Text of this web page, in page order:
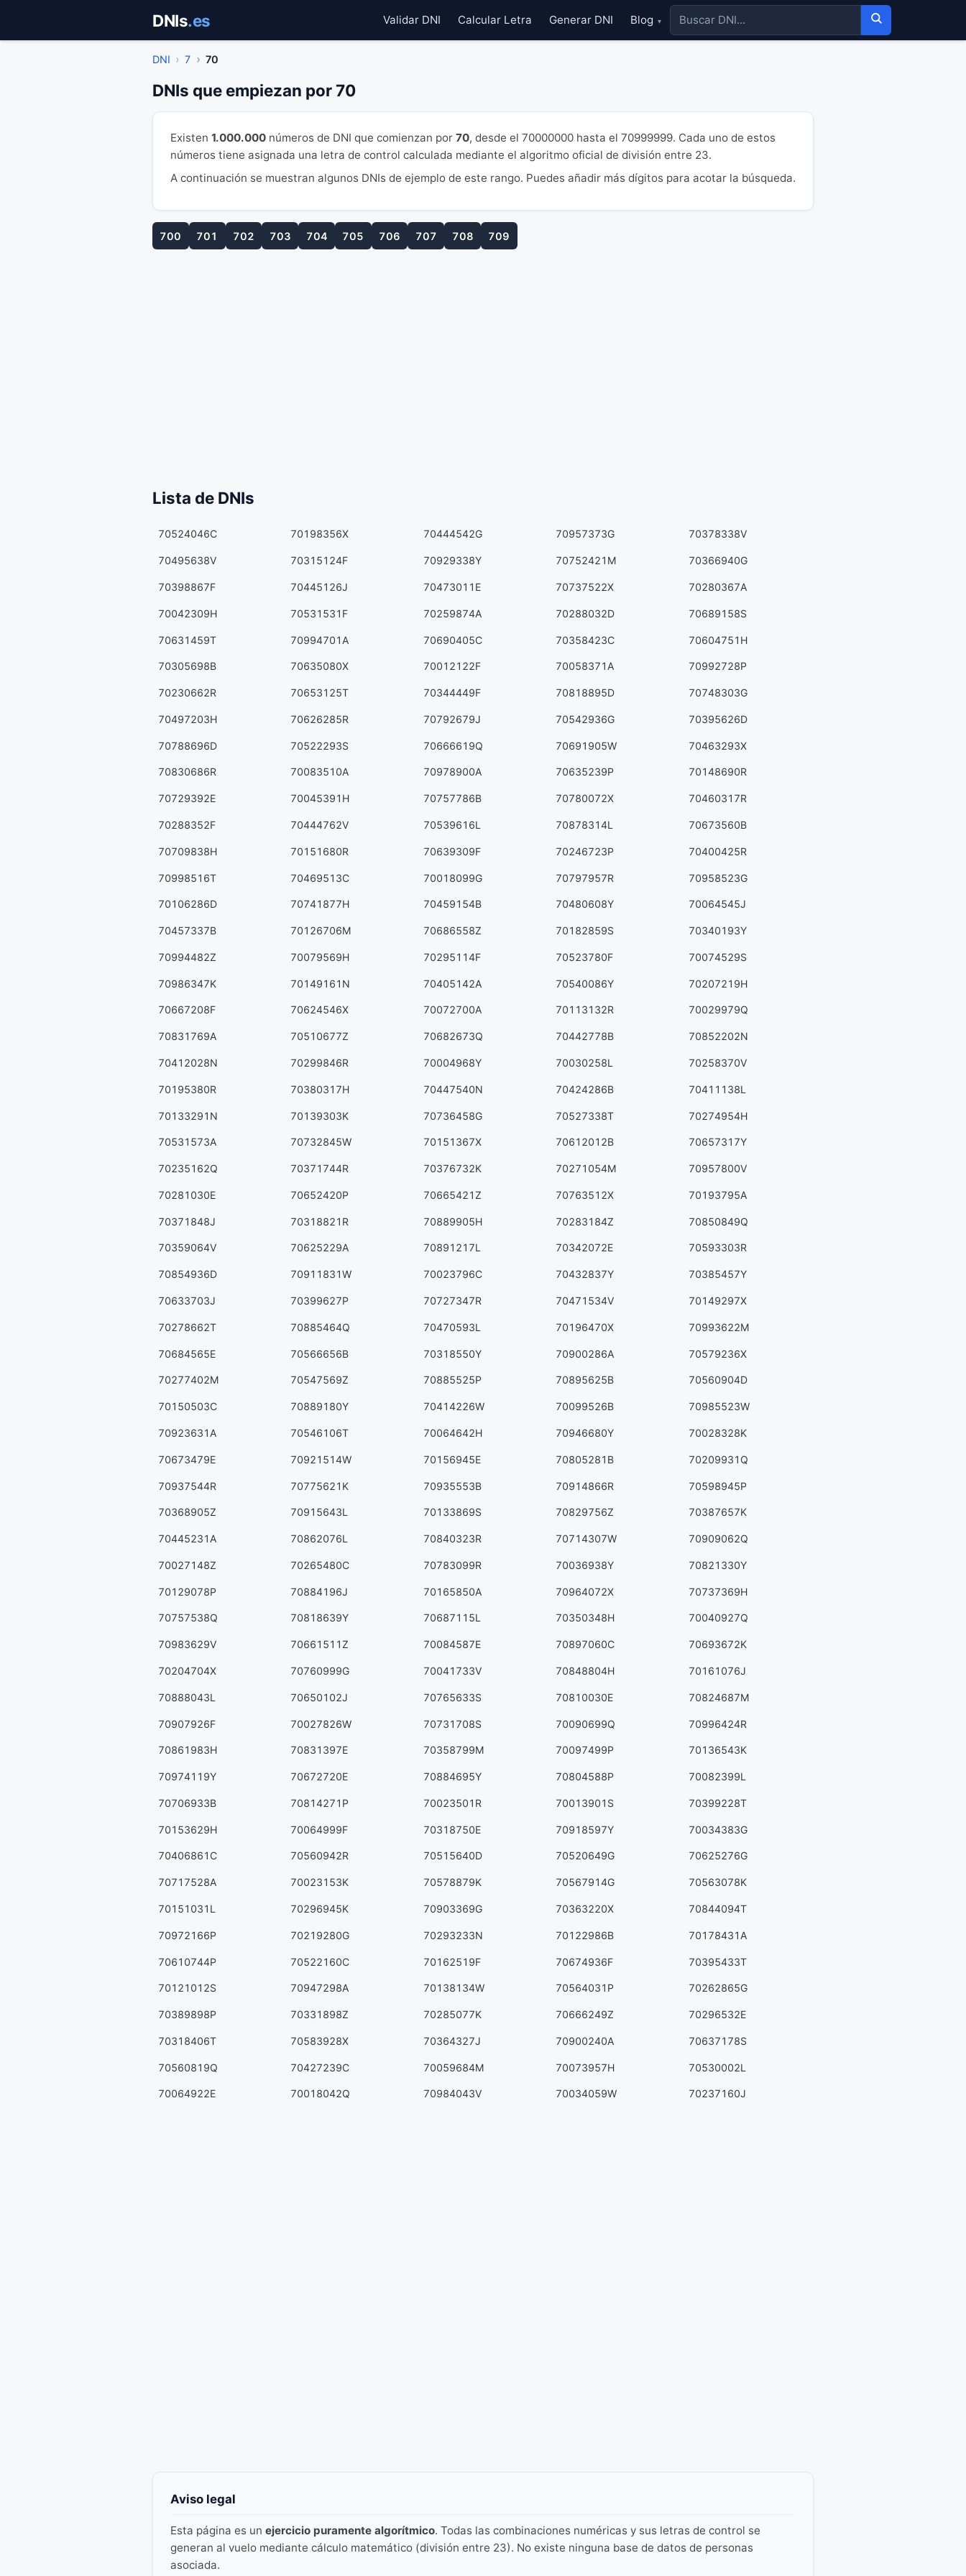
contenido
DNIs.es Validar DNI Calcular Letra Generar DNI Blog ▾
DNI 7 70
DNIs que empiezan por 70
Existen 1.000.000 números de DNI que comienzan por 70, desde el 70000000 hasta el 70999999. Cada uno de estos
números tiene asignada una letra de control calculada mediante el algoritmo oficial de división entre 23.
A continuación se muestran algunos DNIs de ejemplo de este rango. Puedes añadir más dígitos para acotar la búsqueda.
700 701 702 703 704 705 706 707 708 709
Lista de DNIs
70524046C 70198356X 70444542G 70957373G 70378338V
70495638V 70315124F 70929338Y 70752421M 70366940G
70398867F 70445126J 70473011E 70737522X 70280367A
70042309H 70531531F 70259874A 70288032D 70689158S
70631459T 70994701A 70690405C 70358423C 70604751H
70305698B 70635080X 70012122F 70058371A 70992728P
70230662R 70653125T 70344449F 70818895D 70748303G
70497203H 70626285R 70792679J 70542936G 70395626D
70788696D 70522293S 70666619Q 70691905W 70463293X
70830686R 70083510A 70978900A 70635239P 70148690R
70729392E 70045391H 70757786B 70780072X 70460317R
70288352F 70444762V 70539616L 70878314L 70673560B
70709838H 70151680R 70639309F 70246723P 70400425R
70998516T 70469513C 70018099G 70797957R 70958523G
70106286D 70741877H 70459154B 70480608Y 70064545J
70457337B 70126706M 70686558Z 70182859S 70340193Y
70994482Z 70079569H 70295114F 70523780F 70074529S
70986347K 70149161N 70405142A 70540086Y 70207219H
70667208F 70624546X 70072700A 70113132R 70029979Q
70831769A 70510677Z 70682673Q 70442778B 70852202N
70412028N 70299846R 70004968Y 70030258L 70258370V
70195380R 70380317H 70447540N 70424286B 70411138L
70133291N 70139303K 70736458G 70527338T 70274954H
70531573A 70732845W 70151367X 70612012B 70657317Y
70235162Q 70371744R 70376732K 70271054M 70957800V
70281030E 70652420P 70665421Z 70763512X 70193795A
70371848J 70318821R 70889905H 70283184Z 70850849Q
70359064V 70625229A 70891217L 70342072E 70593303R
70854936D 70911831W 70023796C 70432837Y 70385457Y
70633703J 70399627P 70727347R 70471534V 70149297X
70278662T 70885464Q 70470593L 70196470X 70993622M
70684565E 70566656B 70318550Y 70900286A 70579236X
70277402M 70547569Z 70885525P 70895625B 70560904D
70150503C 70889180Y 70414226W 70099526B 70985523W
70923631A 70546106T 70064642H 70946680Y 70028328K
70673479E 70921514W 70156945E 70805281B 70209931Q
70937544R 70775621K 70935553B 70914866R 70598945P
70368905Z 70915643L 70133869S 70829756Z 70387657K
70445231A 70862076L 70840323R 70714307W 70909062Q
70027148Z 70265480C 70783099R 70036938Y 70821330Y
70129078P 70884196J 70165850A 70964072X 70737369H
70757538Q 70818639Y 70687115L 70350348H 70040927Q
70983629V 70661511Z 70084587E 70897060C 70693672K
70204704X 70760999G 70041733V 70848804H 70161076J
70888043L 70650102J 70765633S 70810030E 70824687M
70907926F 70027826W 70731708S 70090699Q 70996424R
70861983H 70831397E 70358799M 70097499P 70136543K
70974119Y 70672720E 70884695Y 70804588P 70082399L
70706933B 70814271P 70023501R 70013901S 70399228T
70153629H 70064999F 70318750E 70918597Y 70034383G
70406861C 70560942R 70515640D 70520649G 70625276G
70717528A 70023153K 70578879K 70567914G 70563078K
70151031L 70296945K 70903369G 70363220X 70844094T
70972166P 70219280G 70293233N 70122986B 70178431A
70610744P 70522160C 70162519F 70674936F 70395433T
70121012S 70947298A 70138134W 70564031P 70262865G
70389898P 70331898Z 70285077K 70666249Z 70296532E
70318406T 70583928X 70364327J 70900240A 70637178S
70560819Q 70427239C 70059684M 70073957H 70530002L
70064922E 70018042Q 70984043V 70034059W 70237160J
Aviso legal
Esta página es un ejercicio puramente algorítmico. Todas las combinaciones numéricas y sus letras de control se
generan al vuelo mediante cálculo matemático (división entre 23). No existe ninguna base de datos de personas
asociada.